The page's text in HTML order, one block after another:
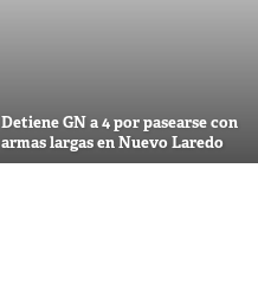
Detiene GN a 4 por pasearse con
armas largas en Nuevo Laredo